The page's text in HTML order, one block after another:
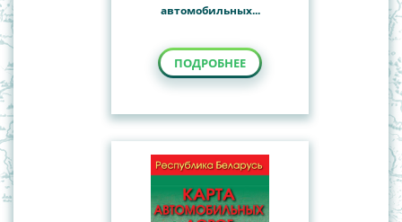
автомобильных...
ПОДРОБНЕЕ